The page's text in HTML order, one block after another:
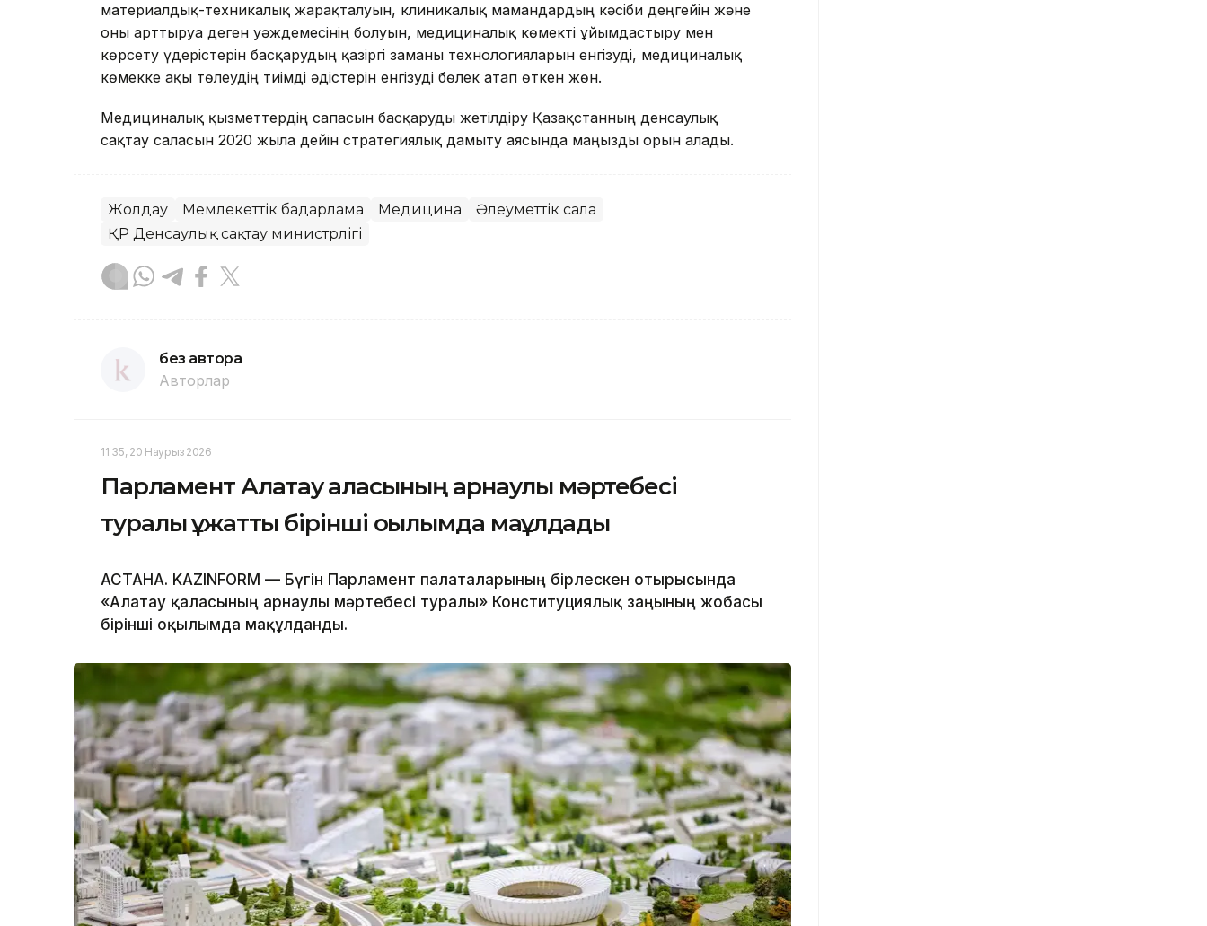
материалдық-техникалық жарақталуын, клиникалық мамандардың кәсіби деңгейін және
оны арттыруға деген уәждемесінің болуын, медициналық көмекті ұйымдастыру мен
көрсету үдерістерін басқарудың қазіргі заманғы технологияларын енгізуді, медициналық
көмекке ақы төлеудің тиімді әдістерін енгізуді бөлек атап өткен жөн.
Медициналық қызметтердің сапасын басқаруды жетілдіру Қазақстанның денсаулық
сақтау саласын 2020 жылға дейін стратегиялық дамыту аясында маңызды орын алады.
Жолдау Мемлекеттік бағдарлама Медицина
Әлеуметтік сала
ҚР Денсаулық сақтау министрлігі
без автора
Авторлар
11:35, 20 Наурыз 2026
Парламент Алатау қаласының арнаулы мәртебесі
туралы құжатты бірінші оқылымда мақұлдады
АСТАНА. KAZINFORM — Бүгін Парламент палаталарының бірлескен отырысында
«Алатау қаласының арнаулы мәртебесі туралы» Конституциялық заңының жобасы
бірінші оқылымда мақұлданды.